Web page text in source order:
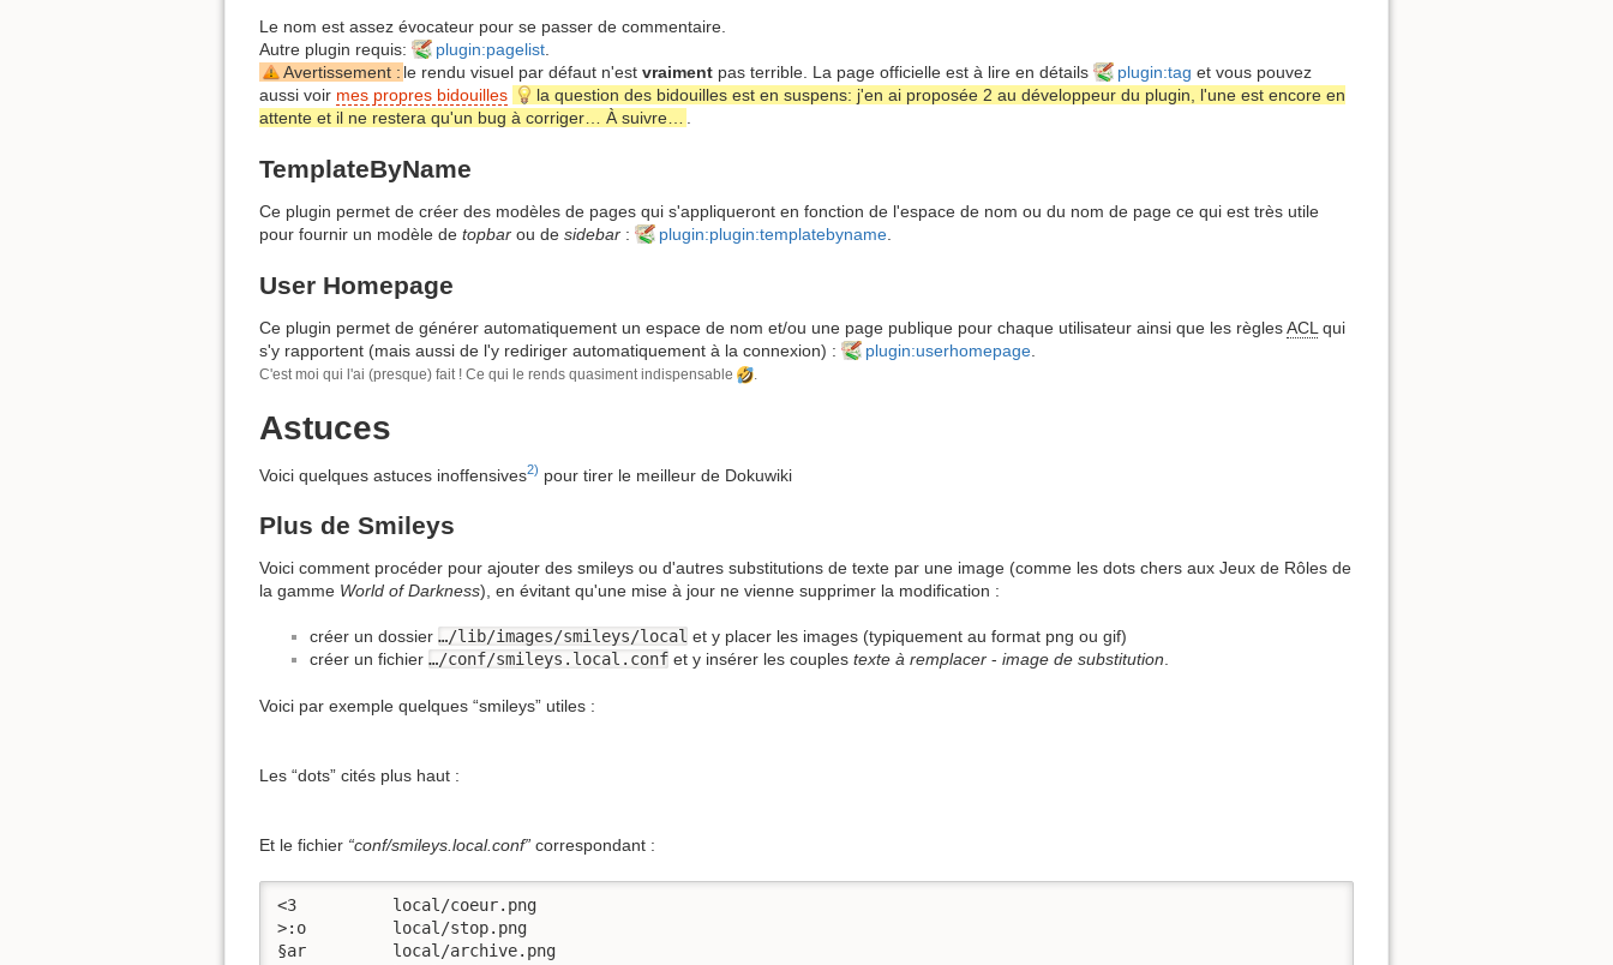
Le nom est assez évocateur pour se passer de commentaire.
Autre plugin requis:
plugin:pagelist.
Avertissement : le rendu visuel par défaut n'est vraiment pas terrible. La page officielle est à lire en détails plugin:tag et vous pouvez
aussi voir mes propres bidouilles
la question des bidouilles est en suspens: j'en ai proposée 2 au développeur du plugin, l'une est encore en
attente et il ne restera qu'un bug à corriger… À suivre… .
TemplateByName
Ce plugin permet de créer des modèles de pages qui s'appliqueront en fonction de l'espace de nom ou du nom de page ce qui est très utile
pour fournir un modèle de topbar ou de sidebar : plugin:plugin:templatebyname.
User Homepage
Ce plugin permet de générer automatiquement un espace de nom et/ou une page publique pour chaque utilisateur ainsi que les règlesACL qui
s'y rapportent (mais aussi de l'y rediriger automatiquement à la connexion) :
plugin:userhomepage.
C'est moi qui l'ai (presque) fait ! Ce qui le rends quasiment indispensable
Astuces
Voici quelques astuces inoffensives2) pour tirer le meilleur de Dokuwiki
Plus de Smileys
Voici comment procéder pour ajouter des smileys ou d'autres substitutions de texte par une image (comme les dots chers aux Jeux de Rôles de
la gamme World of Darkness), en évitant qu'une mise à jour ne vienne supprimer la modification :
créer un dossier …/lib/images/smileys/local et y placer les images (typiquement au format png ou gif)
créer un fichier …/conf/smileys.local.conf et y insérer les couples texte à remplacer - image de substitution.
Voici par exemple quelques “smileys” utiles :
Les “dots” cités plus haut :
Et le fichier “conf/smileys.local.conf” correspondant :
<3          local/coeur.png
>:o         local/stop.png
§ar         local/archive.png